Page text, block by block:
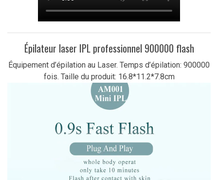
Épilateur laser IPL professionnel 900000 flash
Équipement d’épilation au Laser. Temps d’épilation: 900000
fois. Taille du produit: 16.8*11.2*7.8cm